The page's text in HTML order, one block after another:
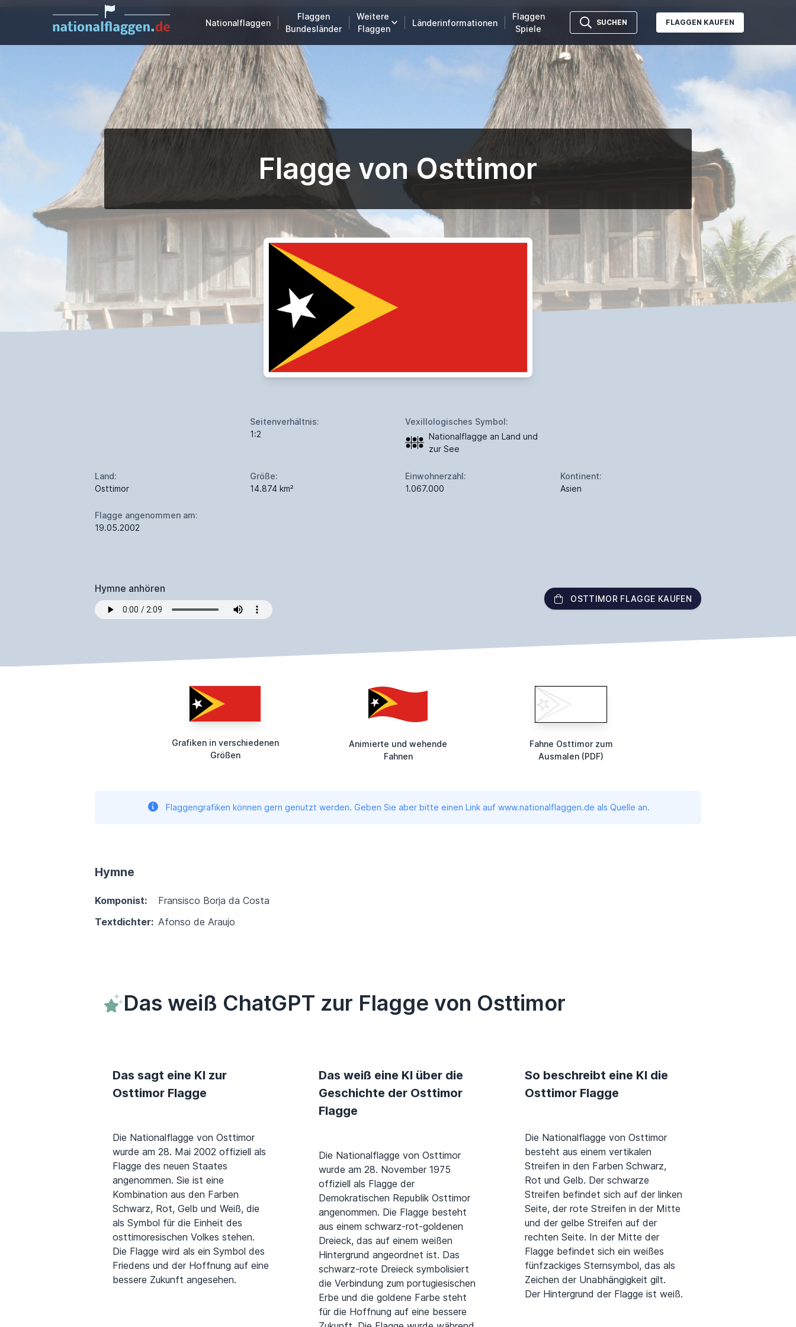
Nationalflaggen
Flaggen
Bundesländer
Weitere
Flaggen
Länderinformationen
Flaggen
Spiele
SUCHEN FLAGGEN KAUFEN
Flagge von Osttimor
Seitenverhältnis:
1:2
Vexillologisches Symbol:
Nationalflagge an Land und
zur See
Land:
Osttimor
Größe:
14.874 km²
Einwohnerzahl:
1.067.000
Kontinent:
Asien
Flagge angenommen am:
19.05.2002
Hymne anhören
OSTTIMOR FLAGGE KAUFEN
Grafiken in verschiedenen
Größen
Animierte und wehende
Fahnen
Fahne Osttimor zum
Ausmalen (PDF)
Flaggengrafiken können gern genutzt werden. Geben Sie aber bitte einen Link auf www.nationalflaggen.de als Quelle an.
Hymne
Komponist:
Fransisco Borja da Costa
Textdichter: Afonso de Araujo
Das weiß ChatGPT zur Flagge von Osttimor
Das sagt eine KI zur
Osttimor Flagge
Die Nationalflagge von Osttimor
wurde am 28. Mai 2002 offiziell als
Flagge des neuen Staates
angenommen. Sie ist eine
Kombination aus den Farben
Schwarz, Rot, Gelb und Weiß, die
als Symbol für die Einheit des
osttimoresischen Volkes stehen.
Die Flagge wird als ein Symbol des
Friedens und der Hoffnung auf eine
bessere Zukunft angesehen.
Das weiß eine KI über die
Geschichte der Osttimor
Flagge
Die Nationalflagge von Osttimor
wurde am 28. November 1975
offiziell als Flagge der
Demokratischen Republik Osttimor
angenommen. Die Flagge besteht
aus einem schwarz-rot-goldenen
Dreieck, das auf einem weißen
Hintergrund angeordnet ist. Das
schwarz-rote Dreieck symbolisiert
die Verbindung zum portugiesischen
Erbe und die goldene Farbe steht
für die Hoffnung auf eine bessere
So beschreibt eine KI die
Osttimor Flagge
Die Nationalflagge von Osttimor
besteht aus einem vertikalen
Streifen in den Farben Schwarz,
Rot und Gelb. Der schwarze
Streifen befindet sich auf der linken
Seite, der rote Streifen in der Mitte
und der gelbe Streifen auf der
rechten Seite. In der Mitte der
Flagge befindet sich ein weißes
fünfzackiges Sternsymbol, das als
Zeichen der Unabhängigkeit gilt.
Der Hintergrund der Flagge ist weiß.